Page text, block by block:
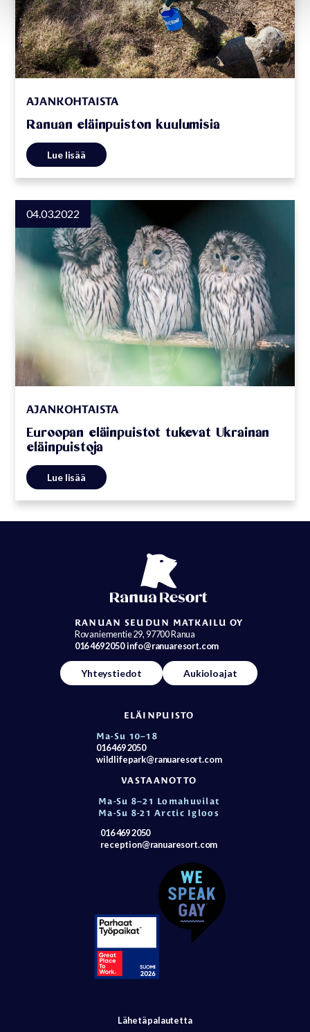
AJANKOHTAISTA
Ranuan eläinpuiston kuulumisia
Lue lisää
04.03.2022
AJANKOHTAISTA
Euroopan eläinpuistot tukevat Ukrainan
eläinpuistoja
Lue lisää
RANUAN SEUDUN MATKAILU OY
Rovaniementie 29, 97700 Ranua
016 469 2050info@ranuaresort.com
Yhteystiedot Aukioloajat
ELÄINPUISTO
Ma-Su 10–18
016 469 2050
wildlifepark@ranuaresort.com
VASTAANOTTO
Ma-Su 8–21 Lomahuvilat
Ma-Su 8-21 Arctic Igloos
016 469 2050
reception@ranuaresort.com
Lähetä palautetta